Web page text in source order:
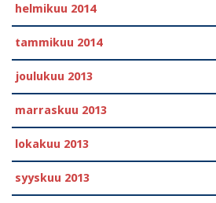
helmikuu 2014
tammikuu 2014
joulukuu 2013
marraskuu 2013
lokakuu 2013
syyskuu 2013